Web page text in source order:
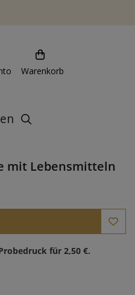
Warenkorb
mit Lebensmitteln
für 2,50 €.